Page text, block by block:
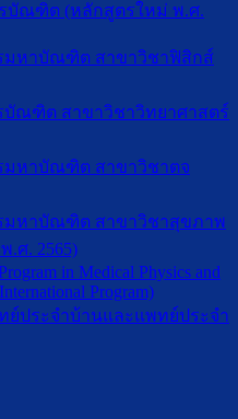
บัณฑิต (หลักสูตรใหม่ พ.ศ.
มหาบัณฑิต สาขาวิชาฟิสิกส์
บัณฑิต สาขาวิชาวิทยาศาสตร์
มหาบัณฑิต สาขาวิชาตจ
มหาบัณฑิต สาขาวิชาสุขภาพ
.ศ. 2565)
in Medical Physics and
Program)
ประจำบ้านและแพทย์ประจำ